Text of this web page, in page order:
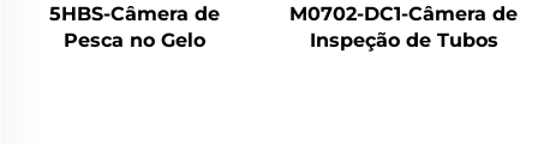
5HBS-Câmera de
Pesca no Gelo
M0702-DC1-Câmera de
Inspeção de Tubos